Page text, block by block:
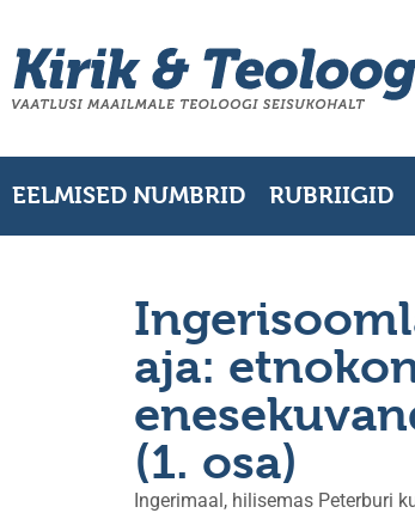
EELMISED NUMBRID RUBRIIGID
aja:
(1. osa)
Ingerimaal, hilisemas Peterburi